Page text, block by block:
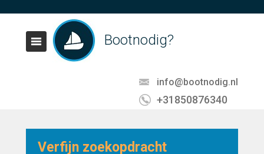
Bootnodig?
info@bootnodig.nl
+31850876340
Verfijn zoekopdracht